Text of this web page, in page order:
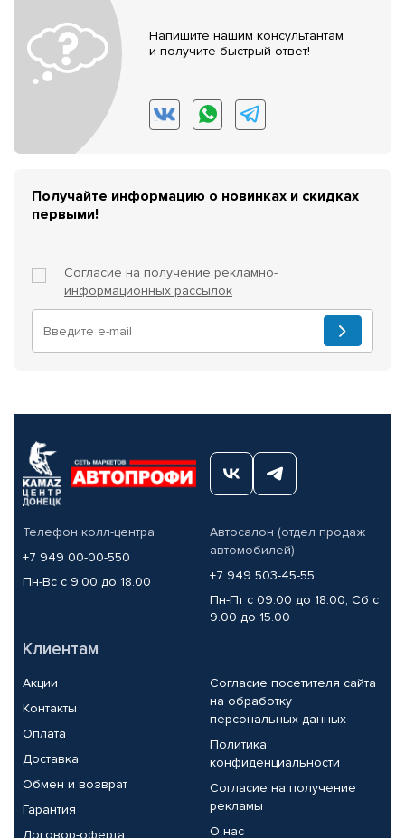
Напишите нашим консультантам
и получите быстрый ответ!
Получайте информацию о новинках и скидках
первыми!
Согласие на получение рекламно-
информационных рассылок
Телефон колл-центра
+7 949 00-00-550
Пн-Вс с 9.00 до 18.00
Автосалон (отдел продаж
автомобилей)
+7 949 503-45-55
Пн-Пт с 09.00 до 18.00, Сб с
9.00 до 15.00
Клиентам
Акции
Контакты
Оплата
Доставка
Обмен и возврат
Гарантия
Договор-оферта
Согласие посетителя сайта
на обработку
персональных данных
Политика
конфиденциальности
Согласие на получение
рекламы
О нас